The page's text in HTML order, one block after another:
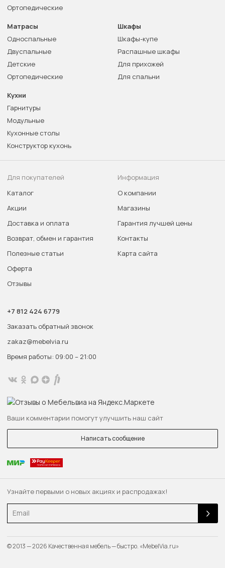
Узнайте первыми о новых акциях и распродажах!
Email
Ортопедические
Матрасы
Односпальные
Двуспальные
Детские
Ортопедические
Шкафы
Шкафы-купе
Распашные шкафы
Для прихожей
Для спальни
Кухни
Гарнитуры
Модульные
Кухонные столы
Конструктор кухонь
Для покупателей
Каталог
Акции
Доставка и оплата
Возврат, обмен и гарантия
Полезные статьи
Оферта
Отзывы
Информация
О компании
Магазины
Гарантия лучшей цены
Контакты
Карта сайта
+7 812 424 6779
Заказать обратный звонок
zakaz@mebelvia.ru
Время работы: 09:00 – 21:00
Ваши комментарии помогут улучшить наш сайт
Написать сообщение
© 2013 — 2026 Качественная мебель — быстро. «MebelVia.ru»